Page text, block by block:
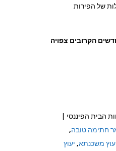
של הפירות
ב-12 החודשים הקרובים צפויה
הבית הפיננסי |
חתימה טובה,
משכנתא, יעוץ